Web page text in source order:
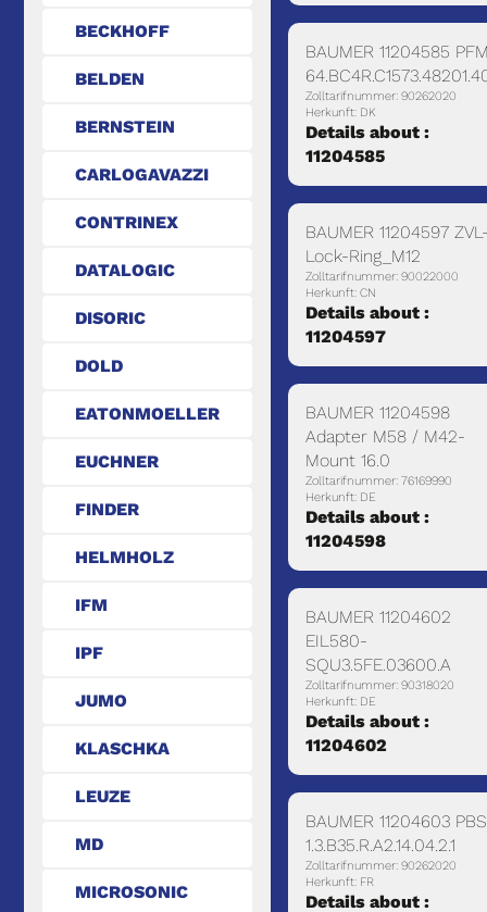
BECKHOFF
BELDEN
BERNSTEIN
CARLOGAVAZZI
CONTRINEX
DATALOGIC
DISORIC
DOLD
EATONMOELLER
EUCHNER
FINDER
HELMHOLZ
IFM
IPF
JUMO
KLASCHKA
LEUZE
MD
MICROSONIC
BAUMER 11204585
Zolltarifnummer: 90262020
Herkunft: DK
Details about :
11204585
BAUMER 11204597
Lock-Ring_M12
Zolltarifnummer: 90022000
Herkunft: CN
Details about :
11204597
BAUMER 11204598
Adapter M58 / M42-
Mount 16.0
Zolltarifnummer: 76169990
Herkunft: DE
Details about :
11204598
BAUMER 11204602
EIL580-
SQU3.5FE.03600.A
Zolltarifnummer: 90318020
Herkunft: DE
Details about :
11204602
BAUMER 11204603
1.3.B35.R.A2.14.04.2.1
Zolltarifnummer: 90262020
Herkunft: FR
Details about :